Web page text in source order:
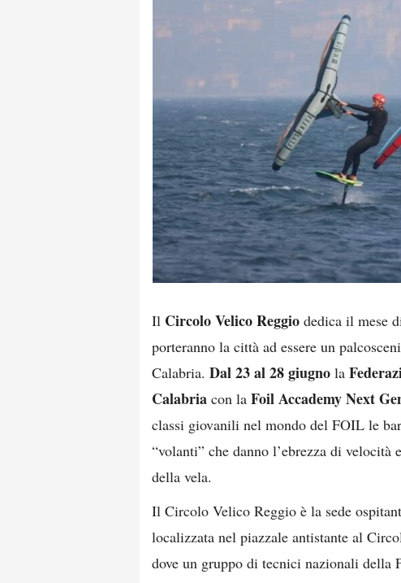
Il Circolo Velico Reggio dedica il mese
porteranno la città ad essere un
Calabria. Dal 23 al 28 giugno la
Calabria con la Foil Accademy Next
classi giovanili nel mondo del FOIL le
“volanti” che danno l’ebrezza di
della vela.
Il Circolo Velico Reggio è la sede
localizzata nel piazzale antistante al
dove un gruppo di tecnici nazionali della